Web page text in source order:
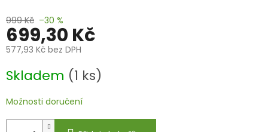
999 Kč –30 %
699,30 Kč
577,93 Kč bez DPH
cena:
Skladem (1 ks)
Možnosti doručení